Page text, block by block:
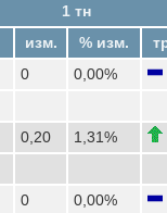
1 тн
изм. % изм.
0
0,00%
0,20
1,31%
0
0,00%